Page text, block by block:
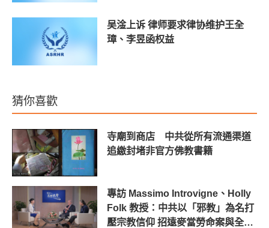
吴淦上诉 律师要求律协维护王全
璋、李昱函权益
猜你喜歡
寺廟到商店 中共從所有流通渠道
追繳封堵非官方佛教書籍
專訪 Massimo Introvigne、Holly
Folk 教授：中共以「邪教」為名打
壓宗教信仰 招遠麥當勞命案與全能